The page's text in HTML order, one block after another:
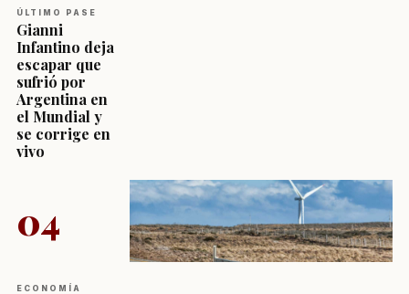
ÚLTIMO PASE
Gianni
Infantino deja
escapar que
sufrió por
Argentina en
el Mundial y
se corrige en
vivo
04
ECONOMÍA